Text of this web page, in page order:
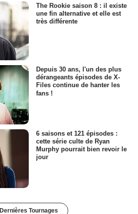
The Rookie saison 8 : il existe
une fin alternative et elle est
très différente
Depuis 30 ans, l'un des plus
dérangeants épisodes de X-
Files continue de hanter les
fans !
6 saisons et 121 épisodes :
cette série culte de Ryan
Murphy pourrait bien revoir le
jour
Dernières Tournages